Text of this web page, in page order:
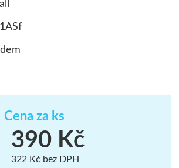
Cena za ks
390 Kč
322 Kč bez DPH